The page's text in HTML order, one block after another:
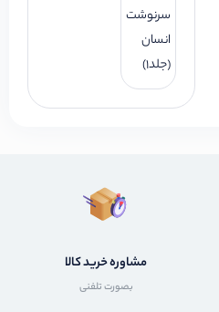
سرنوشت
انسان
(جلد1)
مشاوره خرید کالا
بصورت تلفنی